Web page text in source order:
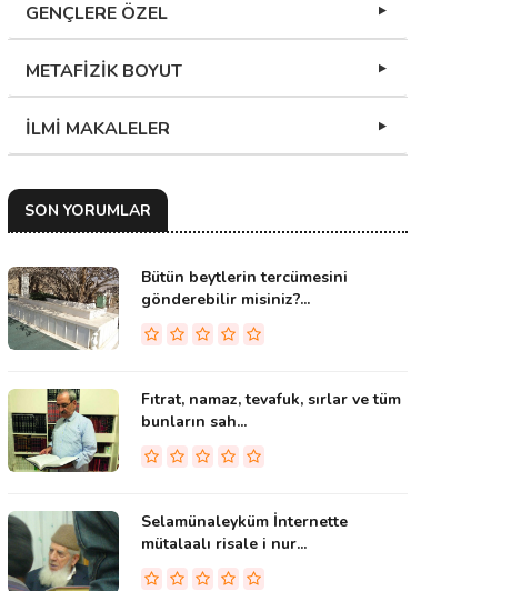
GENÇLERE ÖZEL
METAFİZİK BOYUT
İLMİ MAKALELER
SON YORUMLAR
Bütün beytlerin tercümesini
gönderebilir misiniz?...
Fıtrat, namaz, tevafuk, sırlar ve tüm
bunların sah...
Selamünaleyküm İnternette
mütalaalı risale i nur...